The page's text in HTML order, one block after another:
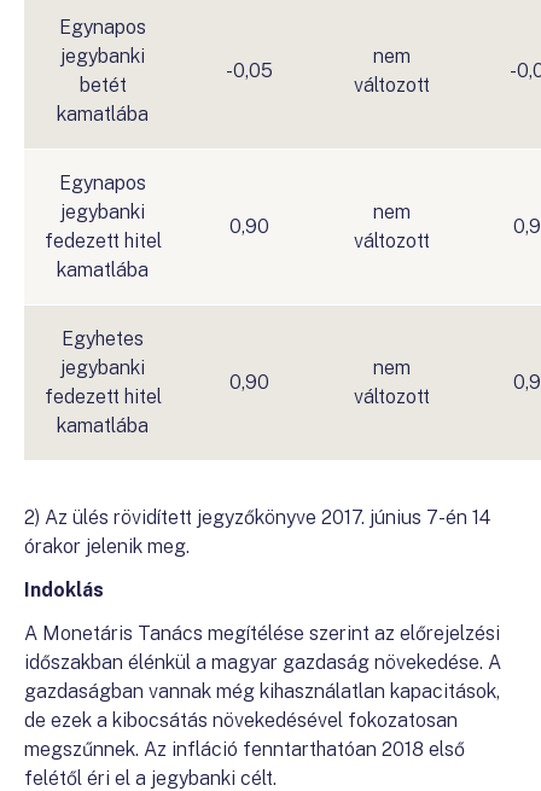
Egynapos
jegybanki
betét
kamatlába
-0,05
nem
változott
-
Egynapos
jegybanki
fedezett hitel
kamatlába
0,90
nem
változott
Egyhetes
jegybanki
fedezett hitel
kamatlába
0,90
nem
változott
2) Az ülés rövidített jegyzőkönyve 2017. június 7-én 14
órakor jelenik meg.
Indoklás
A Monetáris Tanács megítélése szerint az előrejelzési
időszakban élénkül a magyar gazdaság növekedése. A
gazdaságban vannak még kihasználatlan kapacitások,
de ezek a kibocsátás növekedésével fokozatosan
megszűnnek. Az infláció fenntarthatóan 2018 első
felétől éri el a jegybanki célt.